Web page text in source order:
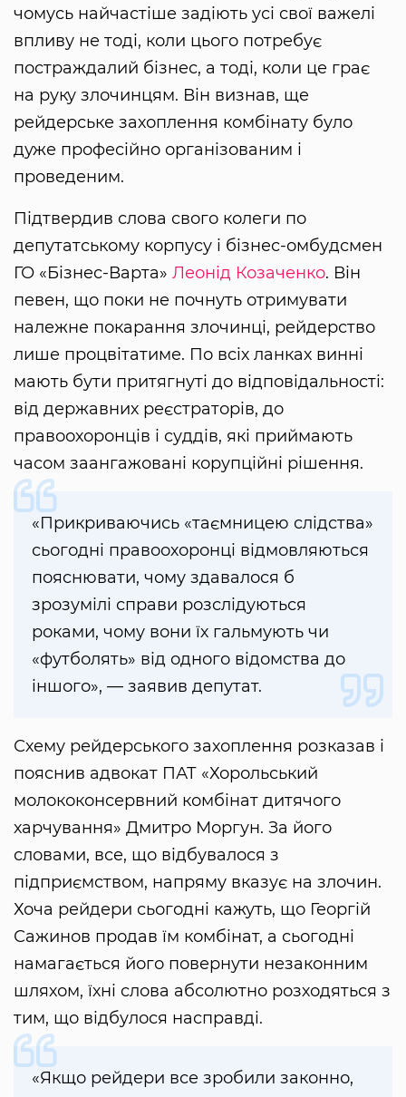
чомусь найчастіше задіють усі свої важелі
впливу не тоді, коли цього потребує
постраждалий бізнес, а тоді, коли це грає
на руку злочинцям. Він визнав, ще
рейдерське захоплення комбінату було
дуже професійно організованим і
проведеним.
Підтвердив слова свого колеги по
депутатському корпусу і бізнес-омбудсмен
ГО «Бізнес-Варта» Леонід Козаченко. Він
певен, що поки не почнуть отримувати
належне покарання злочинці, рейдерство
лише процвітатиме. По всіх ланках винні
мають бути притягнуті до відповідальності:
від державних реєстраторів, до
правоохоронців і суддів, які приймають
часом заангажовані корупційні рішення.
«Прикриваючись «таємницею слідства»
сьогодні правоохоронці відмовляються
пояснювати, чому здавалося б
зрозумілі справи розслідуються
роками, чому вони їх гальмують чи
«футболять» від одного відомства до
іншого», — заявив депутат.
Схему рейдерського захоплення розказав і
пояснив адвокат ПАТ «Хорольський
молококонсервний комбінат дитячого
харчування» Дмитро Моргун. За його
словами, все, що відбувалося з
підприємством, напряму вказує на злочин.
Хоча рейдери сьогодні кажуть, що Георгій
Сажинов продав їм комбінат, а сьогодні
намагається його повернути незаконним
шляхом, їхні слова абсолютно розходяться з
тим, що відбулося насправді.
«Якщо рейдери все зробили законно,